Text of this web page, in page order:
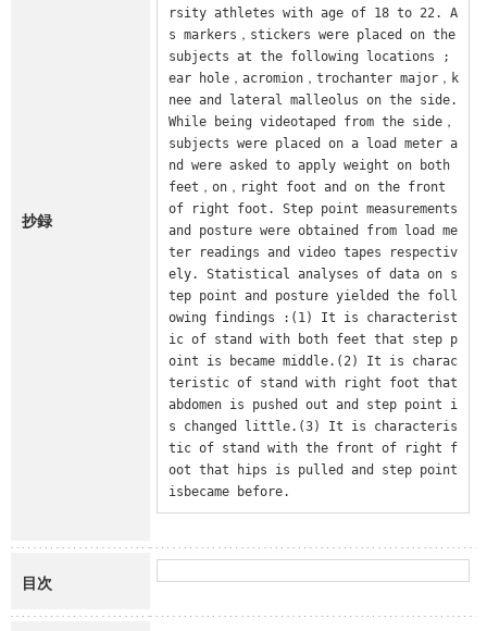
抄録
rsity athletes with age of 18 to 22. A
s markers，stickers were placed on the
subjects at the following locations ;
ear hole，acromion，trochanter major，k
nee and lateral malleolus on the side.
While being videotaped from the side，
subjects were placed on a load meter a
nd were asked to apply weight on both
feet，on，right foot and on the front
of right foot. Step point measurements
and posture were obtained from load me
ter readings and video tapes respectiv
ely. Statistical analyses of data on s
tep point and posture yielded the foll
owing findings :(1) It is characterist
ic of stand with both feet that step p
oint is became middle.(2) It is charac
teristic of stand with right foot that
abdomen is pushed out and step point i
s changed little.(3) It is characteris
tic of stand with the front of right f
oot that hips is pulled and step point
isbecame before.
目次